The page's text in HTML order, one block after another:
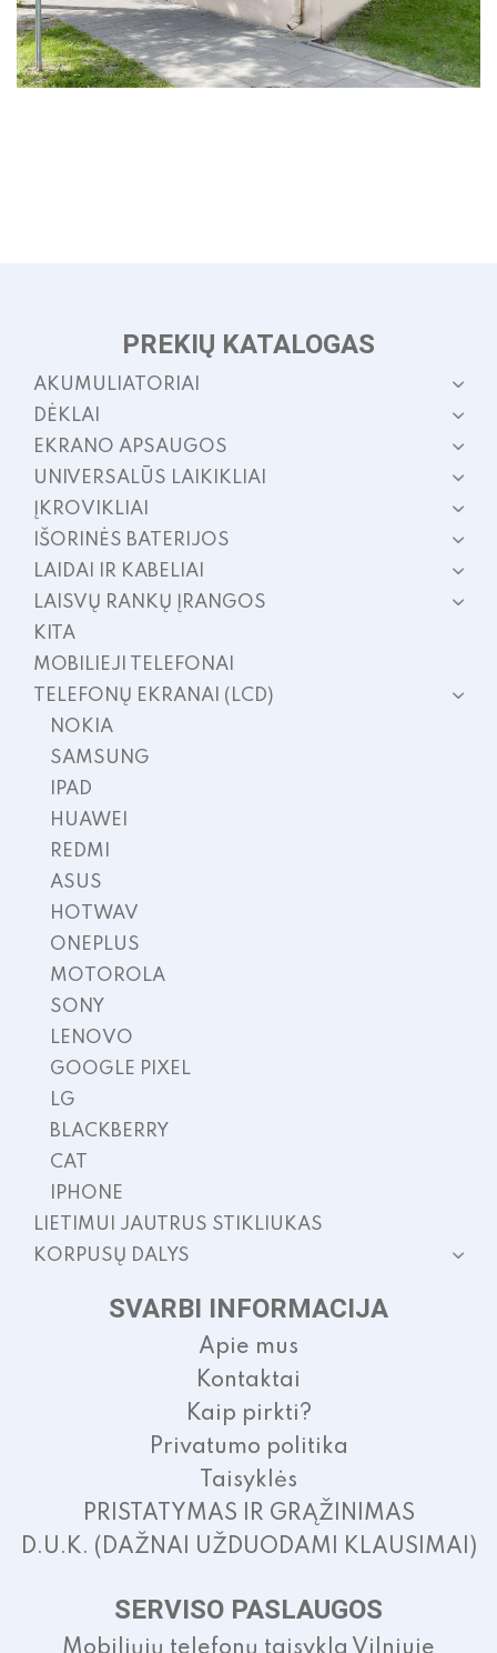
PREKIŲ KATALOGAS
AKUMULIATORIAI
DĖKLAI
EKRANO APSAUGOS
UNIVERSALŪS LAIKIKLIAI
ĮKROVIKLIAI
IŠORINĖS BATERIJOS
LAIDAI IR KABELIAI
LAISVŲ RANKŲ ĮRANGOS
KITA
MOBILIEJI TELEFONAI
TELEFONŲ EKRANAI (LCD)
NOKIA
SAMSUNG
IPAD
HUAWEI
REDMI
ASUS
HOTWAV
ONEPLUS
MOTOROLA
SONY
LENOVO
GOOGLE PIXEL
LG
BLACKBERRY
CAT
IPHONE
LIETIMUI JAUTRUS STIKLIUKAS
KORPUSŲ DALYS
SVARBI INFORMACIJA
Apie mus
Kontaktai
Kaip pirkti?
Privatumo politika
Taisyklės
PRISTATYMAS IR GRĄŽINIMAS
D.U.K. (DAŽNAI UŽDUODAMI KLAUSIMAI)
SERVISO PASLAUGOS
Mobiliųjų telefonų taisykla Vilniuje